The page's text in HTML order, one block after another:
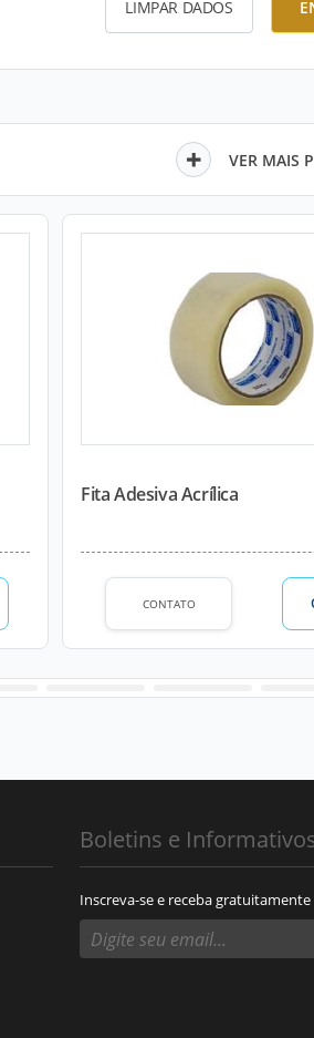
LIMPAR DADOS
VER MAIS
Fita Adesiva Acrílica
CONTATO
Boletins e
Inscreva-se e receba gratuitamente